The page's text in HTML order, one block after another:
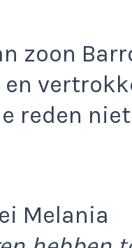
zoon
reden
Melania